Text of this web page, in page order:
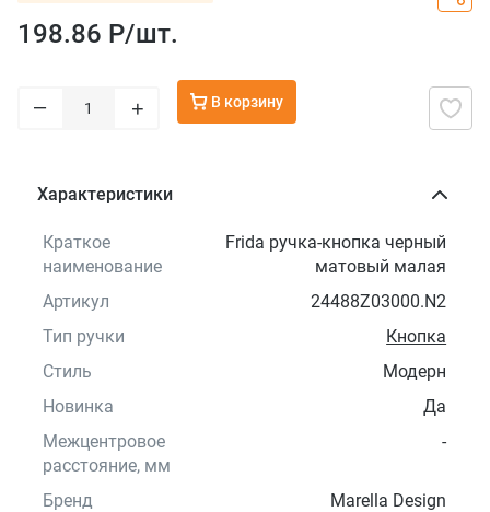
198.86 Р/шт.
– + В корзину
Характеристики
Краткое
наименование
Frida ручка-кнопка черный
матовый малая
Артикул
24488Z03000.N2
Тип ручки
Кнопка
Стиль
Модерн
Новинка
Да
Межцентровое
расстояние, мм
-
Бренд
Marella Design